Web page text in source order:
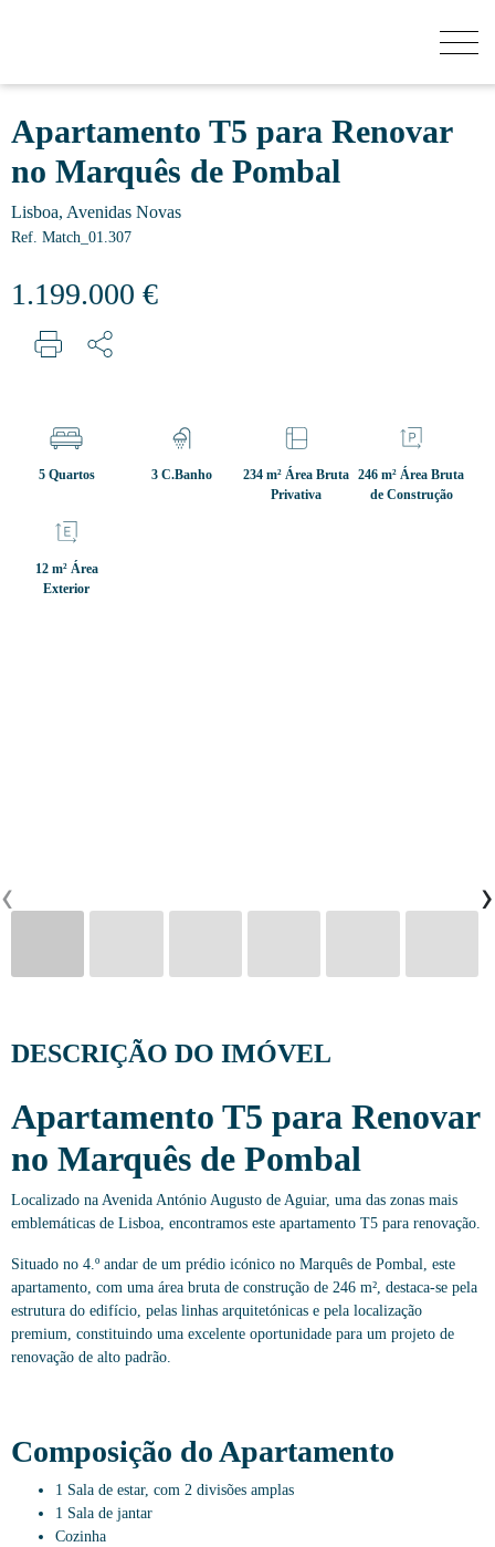
COMPRAR
SOBRE NÓS
Apartamento T5 para Renovar
no Marquês de Pombal
Lisboa, Avenidas Novas
Ref. Match_01.307
1.199.000 €
5 Quartos 3 C.Banho
234 m² Área Bruta
Privativa
246 m² Área Bruta
de Construção
12 m² Área
Exterior
‹ ›
DESCRIÇÃO DO IMÓVEL
Apartamento T5 para Renovar
no Marquês de Pombal
Localizado na Avenida António Augusto de Aguiar, uma das zonas mais
emblemáticas de Lisboa, encontramos este apartamento T5 para renovação.
Situado no 4.º andar de um prédio icónico no Marquês de Pombal, este
apartamento, com uma área bruta de construção de 246 m², destaca-se pela
estrutura do edifício, pelas linhas arquitetónicas e pela localização
premium, constituindo uma excelente oportunidade para um projeto de
renovação de alto padrão.
Composição do Apartamento
1 Sala de estar, com 2 divisões amplas
1 Sala de jantar
Cozinha